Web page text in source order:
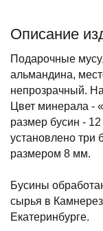
Описание
Подарочные
альмандина,
непрозрачный.
Цвет минерала -
размер бусин -
установлено три
размером 8 мм.
Бусины
сырья в
Екатеринбурге.